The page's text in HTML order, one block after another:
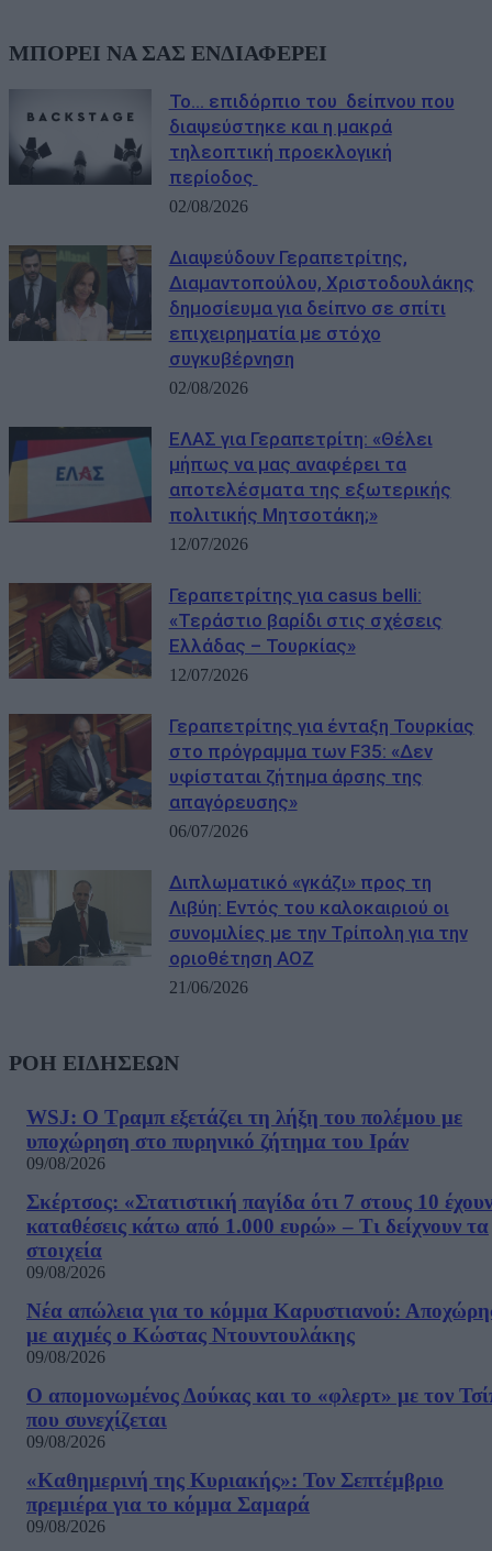
ΜΠΟΡΕΙ ΝΑ ΣΑΣ ΕΝΔΙΑΦΕΡΕΙ
Το… επιδόρπιο του δείπνου που
διαψεύστηκε και η μακρά
τηλεοπτική προεκλογική
περίοδος
02/08/2026
Διαψεύδουν Γεραπετρίτης,
Διαμαντοπούλου, Χριστοδουλάκης
δημοσίευμα για δείπνο σε σπίτι
επιχειρηματία με στόχο
συγκυβέρνηση
02/08/2026
ΕΛΑΣ για Γεραπετρίτη: «Θέλει
μήπως να μας αναφέρει τα
αποτελέσματα της εξωτερικής
πολιτικής Μητσοτάκη;»
12/07/2026
Γεραπετρίτης για casus belli:
«Τεράστιο βαρίδι στις σχέσεις
Ελλάδας – Τουρκίας»
12/07/2026
Γεραπετρίτης για ένταξη Τουρκίας
στο πρόγραμμα των F35: «Δεν
υφίσταται ζήτημα άρσης της
απαγόρευσης»
06/07/2026
Διπλωματικό «γκάζι» προς τη
Λιβύη: Εντός του καλοκαιριού οι
συνομιλίες με την Τρίπολη για την
οριοθέτηση ΑΟΖ
21/06/2026
ΡΟΗ ΕΙΔΗΣΕΩΝ
WSJ: Ο Τραμπ εξετάζει τη λήξη του πολέμου με
υποχώρηση στο πυρηνικό ζήτημα του Ιράν
09/08/2026
Σκέρτσος: «Στατιστική παγίδα ότι 7 στους 10 έχουν
καταθέσεις κάτω από 1.000 ευρώ» – Τι δείχνουν τα
στοιχεία
09/08/2026
Νέα απώλεια για το κόμμα Καρυστιανού:
με αιχμές ο Κώστας Ντουντουλάκης
09/08/2026
Ο απομονωμένος Δούκας και το «φλερτ» με τον
που συνεχίζεται
09/08/2026
«Καθημερινή της Κυριακής»: Τον Σεπτέμβριο
πρεμιέρα για το κόμμα Σαμαρά
09/08/2026